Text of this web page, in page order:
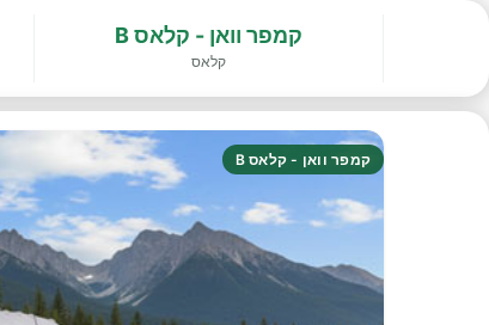
קמפר וואן - קלאס B
קלאס
קמפר וואן - קלאס B